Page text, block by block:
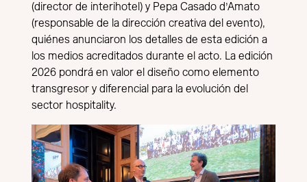
(director de interihotel) y Pepa Casado d’Amato
(responsable de la dirección creativa del evento),
quiénes anunciaron los detalles de esta edición a
los medios acreditados durante el acto. La edición
2026 pondrá en valor el diseño como elemento
transgresor y diferencial para la evolución del
sector hospitality.